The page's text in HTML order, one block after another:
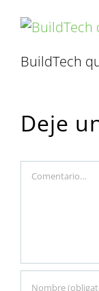
BuildTech
Deje
Comment